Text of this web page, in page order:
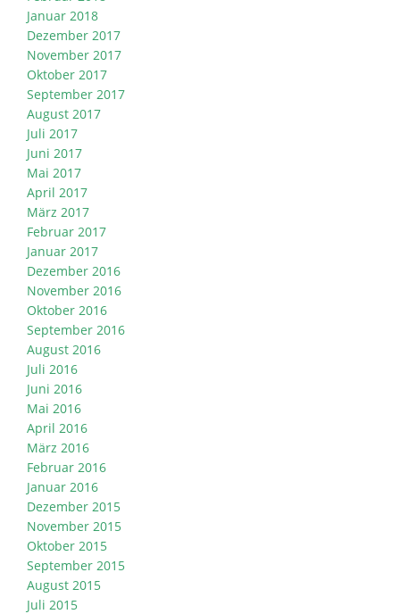
Januar 2018
Dezember 2017
November 2017
Oktober 2017
September 2017
August 2017
Juli 2017
Juni 2017
Mai 2017
April 2017
März 2017
Februar 2017
Januar 2017
Dezember 2016
November 2016
Oktober 2016
September 2016
August 2016
Juli 2016
Juni 2016
Mai 2016
April 2016
März 2016
Februar 2016
Januar 2016
Dezember 2015
November 2015
Oktober 2015
September 2015
August 2015
Juli 2015